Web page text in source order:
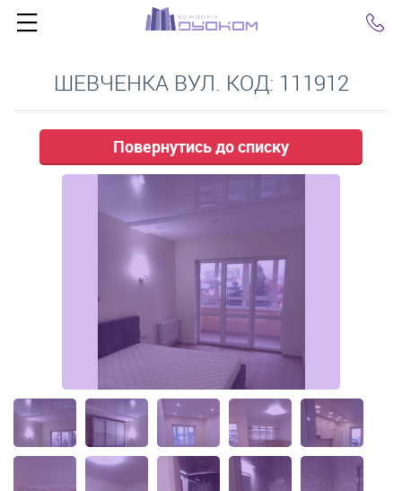
ШЕВЧЕНКА ВУЛ. КОД: 111912
Повернутись до списку